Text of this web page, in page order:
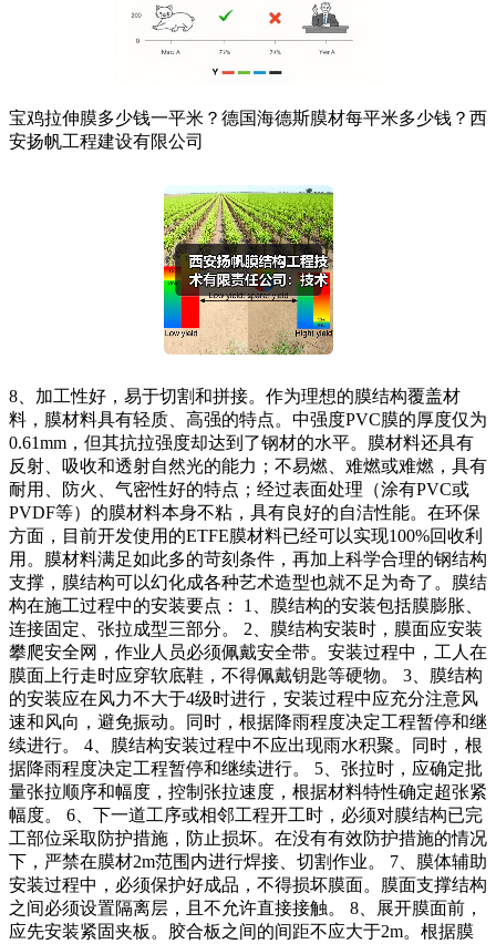
宝鸡拉伸膜多少钱一平米？德国海德斯膜材每平米多少钱？西
安扬帆工程建设有限公司
8、加工性好，易于切割和拼接。作为理想的膜结构覆盖材
料，膜材料具有轻质、高强的特点。中强度PVC膜的厚度仅为
0.61mm，但其抗拉强度却达到了钢材的水平。膜材料还具有
反射、吸收和透射自然光的能力；不易燃、难燃或难燃，具有
耐用、防火、气密性好的特点；经过表面处理（涂有PVC或
PVDF等）的膜材料本身不粘，具有良好的自洁性能。在环保
方面，目前开发使用的ETFE膜材料已经可以实现100%回收利
用。膜材料满足如此多的苛刻条件，再加上科学合理的钢结构
支撑，膜结构可以幻化成各种艺术造型也就不足为奇了。膜结
构在施工过程中的安装要点： 1、膜结构的安装包括膜膨胀、
连接固定、张拉成型三部分。 2、膜结构安装时，膜面应安装
攀爬安全网，作业人员必须佩戴安全带。安装过程中，工人在
膜面上行走时应穿软底鞋，不得佩戴钥匙等硬物。 3、膜结构
的安装应在风力不大于4级时进行，安装过程中应充分注意风
速和风向，避免振动。同时，根据降雨程度决定工程暂停和继
续进行。 4、膜结构安装过程中不应出现雨水积聚。同时，根
据降雨程度决定工程暂停和继续进行。 5、张拉时，应确定批
量张拉顺序和幅度，控制张拉速度，根据材料特性确定超张紧
幅度。 6、下一道工序或相邻工程开工时，必须对膜结构已完
工部位采取防护措施，防止损坏。在没有有效防护措施的情况
下，严禁在膜材2m范围内进行焊接、切割作业。 7、膜体辅助
安装过程中，必须保护好成品，不得损坏膜面。膜面支撑结构
之间必须设置隔离层，且不允许直接接触。 8、展开膜面前，
应先安装紧固夹板。胶合板之间的间距不应大于2m。根据膜